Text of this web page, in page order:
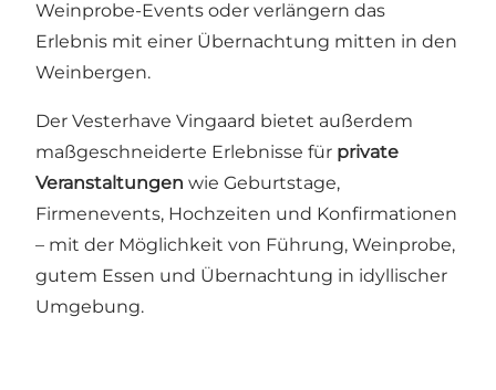
Weinprobe-Events oder verlängern das
Erlebnis mit einer Übernachtung mitten in den
Weinbergen.
Der Vesterhave Vingaard bietet außerdem
maßgeschneiderte Erlebnisse für private
Veranstaltungen wie Geburtstage,
Firmenevents, Hochzeiten und Konfirmationen
– mit der Möglichkeit von Führung, Weinprobe,
gutem Essen und Übernachtung in idyllischer
Umgebung.